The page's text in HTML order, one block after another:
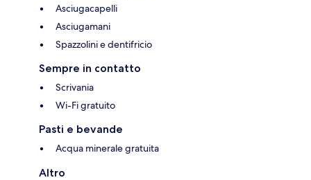
Asciugacapelli
Asciugamani
Spazzolini e dentifricio
Sempre in contatto
Scrivania
Wi-Fi gratuito
Pasti e bevande
Acqua minerale gratuita
Altro